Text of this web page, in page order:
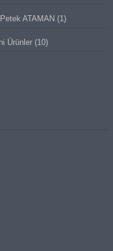
ATAMAN (1)
Ürünler (10)